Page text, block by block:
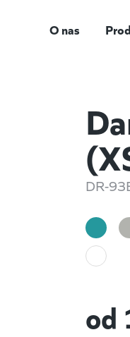
O nas
DR-
od